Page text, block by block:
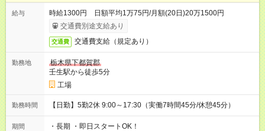
給与
時給1300円 日額平均1万75円/月額(20日)20万1500円
交通費別途支給あり
交通費 交通費支給（規定あり）
勤務地
栃木県下都賀郡
壬生駅から徒歩5分
工場
勤務時間 【日勤】5勤2休 9:00～17:30（実働7時間45分/休憩45分）
期間 ・長期 ・即日スタートOK！